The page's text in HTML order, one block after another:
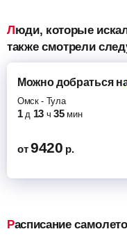
Люди, которые искали авиабилеты Омск – Тула,
также смотрели
Можно добраться
Омск- Тула
1 д 13 ч 35 мин
от 9420 р.
Расписание